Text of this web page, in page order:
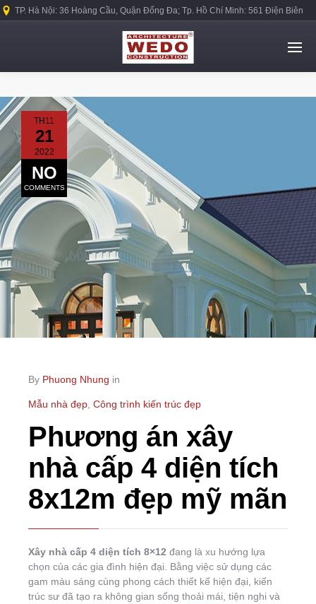
TP. Hà Nội: 36 Hoàng Cầu, Quận Đống Đa; Tp. Hồ Chí Minh: 561 Điện Biên
TH11
21
2022
NO
COMMENTS
By Phuong Nhung in
Mẫu nhà đẹp Công trình kiến trúc đẹp
Phương án xây
nhà cấp 4 diện tích
8x12m đẹp mỹ mãn
Xây nhà cấp 4 diện tích 8×12 đang là xu hướng lựa
chọn của các gia đình hiện đại. Bằng việc sử dụng các
gam màu sáng cùng phong cách thiết kế hiện đại, kiến
trúc sư đã tạo ra không gian sống thoải mái, tiện nghi và